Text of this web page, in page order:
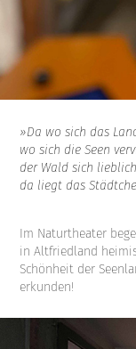
»Da wo sich das
wo sich die Seen
der Wald sich
da liegt das
Im Naturtheater
in Altfriedland
Schönheit der
erkunden!